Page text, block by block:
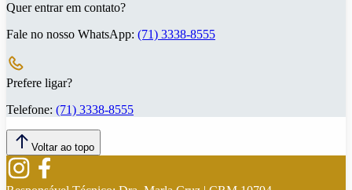
Quer entrar em contato?
Fale no nosso WhatsApp: (71) 3338-8555
Prefere ligar?
Telefone: (71) 3338-8555
Voltar ao topo